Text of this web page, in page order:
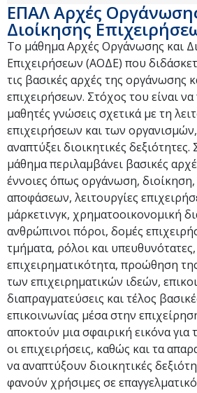
ΕΠΑΛ Αρχές
Διοίκησης
Το μάθημα Αρχές Οργάνωσης και
Επιχειρήσεων (ΑΟΔΕ) που
τις βασικές αρχές της οργάνωσης
επιχειρήσεων. Στόχος του είναι
μαθητές γνώσεις σχετικά με τη
επιχειρήσεων και των
αναπτύξει διοικητικές
μάθημα περιλαμβάνει βασικές
έννοιες όπως οργάνωση, διοίκηση,
αποφάσεων, λειτουργίες
μάρκετινγκ, χρηματοοικονομική
ανθρώπινοι πόροι, δομές
τμήματα, ρόλοι και υπευθυνότατες,
επιχειρηματικότητα, προώθηση
των επιχειρηματικών ιδεών,
διαπραγματεύσεις και τέλος
επικοινωνίας μέσα στην
αποκτούν μια σφαιρική εικόνα για
οι επιχειρήσεις, καθώς και τα
να αναπτύξουν διοικητικές
φανούν χρήσιμες σε